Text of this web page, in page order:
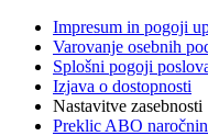
Impresum in pogoji
Varovanje osebnih
Splošni pogoji
Izjava o dostopnosti
Nastavitve zasebnosti
Preklic ABO